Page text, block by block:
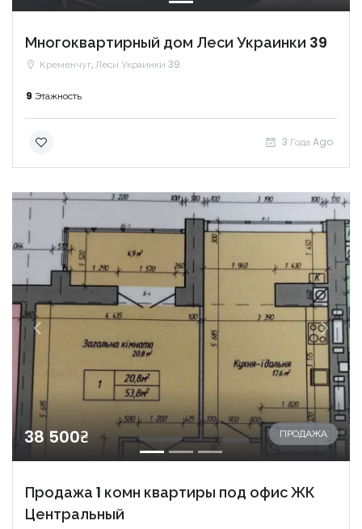
Многоквартирный дом Леси Украинки 39
Кременчуг, Леси Украинки 39
9 Этажность
3 Года Ago
38 500₴ ПРОДАЖА
Продажа 1 комн квартиры под офис ЖК
Центральный